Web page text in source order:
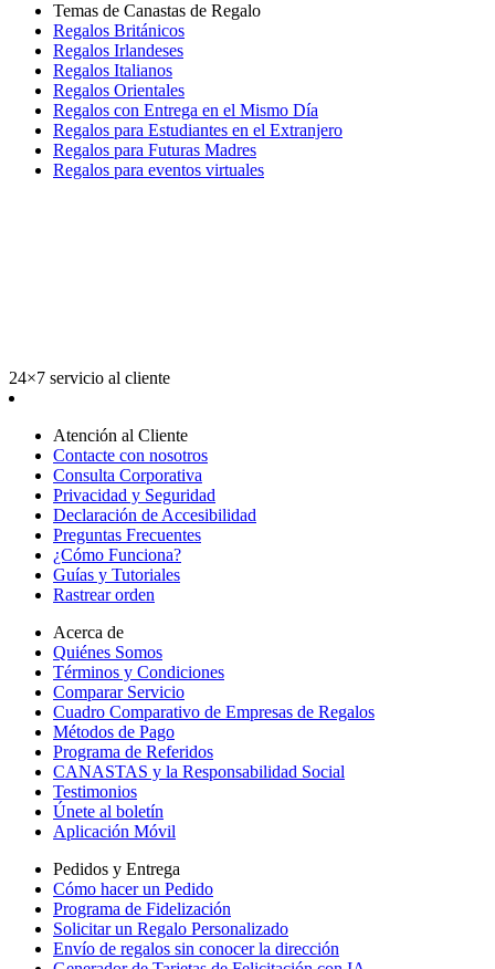
Temas de Canastas de Regalo
Regalos Británicos
Regalos Irlandeses
Regalos Italianos
Regalos Orientales
Regalos con Entrega en el Mismo Día
Regalos para Estudiantes en el Extranjero
Regalos para Futuras Madres
Regalos para eventos virtuales
24×7 servicio al cliente
Atención al Cliente
Contacte con nosotros
Consulta Corporativa
Privacidad y Seguridad
Declaración de Accesibilidad
Preguntas Frecuentes
¿Cómo Funciona?
Guías y Tutoriales
Rastrear orden
Acerca de
Quiénes Somos
Términos y Condiciones
Comparar Servicio
Cuadro Comparativo de Empresas de Regalos
Métodos de Pago
Programa de Referidos
CANASTAS y la Responsabilidad Social
Testimonios
Únete al boletín
Aplicación Móvil
Pedidos y Entrega
Cómo hacer un Pedido
Programa de Fidelización
Solicitar un Regalo Personalizado
Envío de regalos sin conocer la dirección